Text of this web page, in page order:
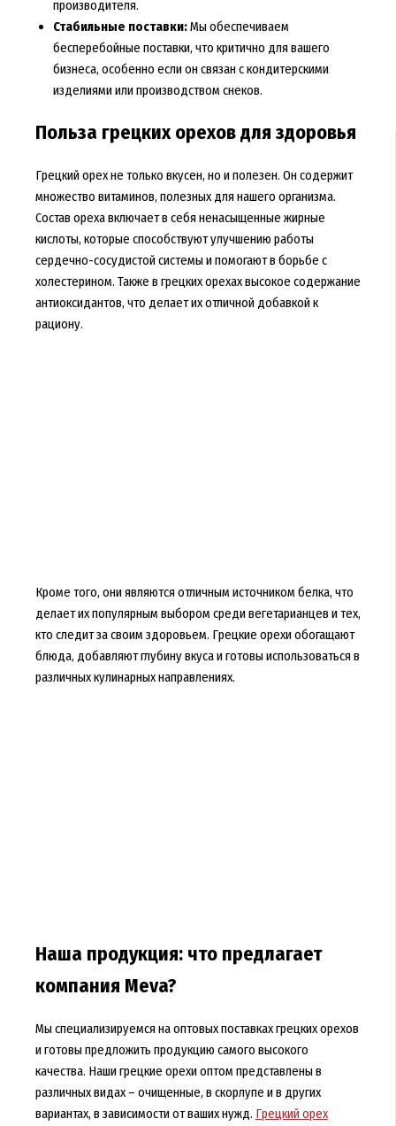
производителя.
Стабильные поставки:Мы обеспечиваем
бесперебойные поставки, что критично для вашего
бизнеса, особенно если он связан с кондитерскими
изделиями или производством снеков.
Польза грецких орехов для здоровья
Грецкий орех не только вкусен, но и полезен. Он содержит
множество витаминов, полезных для нашего организма.
Состав ореха включает в себя ненасыщенные жирные
кислоты, которые способствуют улучшению работы
сердечно-сосудистой системы и помогают в борьбе с
холестерином. Также в грецких орехах высокое содержание
антиоксидантов, что делает их отличной добавкой к
рациону.
Кроме того, они являются отличным источником белка, что
делает их популярным выбором среди вегетарианцев и тех,
кто следит за своим здоровьем. Грецкие орехи обогащают
блюда, добавляют глубину вкуса и готовы использоваться в
различных кулинарных направлениях.
Наша продукция: что предлагает
компания Meva?
Мы специализируемся на оптовых поставках грецких орехов
и готовы предложить продукцию самого высокого
качества. Наши грецкие орехи оптом представлены в
различных видах – очищенные, в скорлупе и в других
вариантах, в зависимости от ваших нужд. Грецкий орех